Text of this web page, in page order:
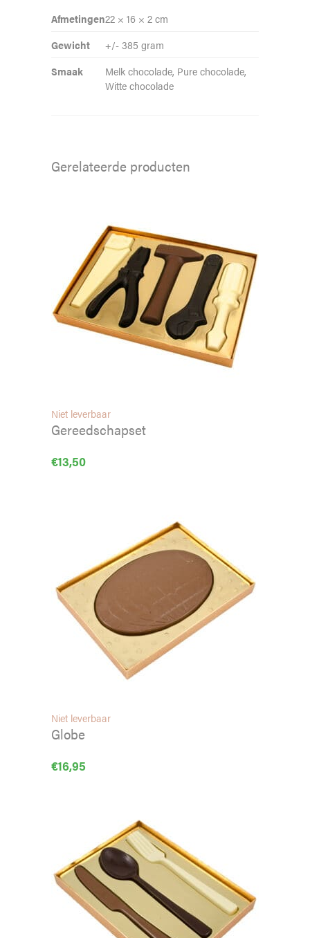
Afmetingen22 × 16 × 2 cm
Gewicht
+/- 385 gram
Smaak
Melk chocolade, Pure chocolade,
Witte chocolade
Gerelateerde producten
Niet leverbaar
Gereedschapset
€13,50
Niet leverbaar
Globe
€16,95